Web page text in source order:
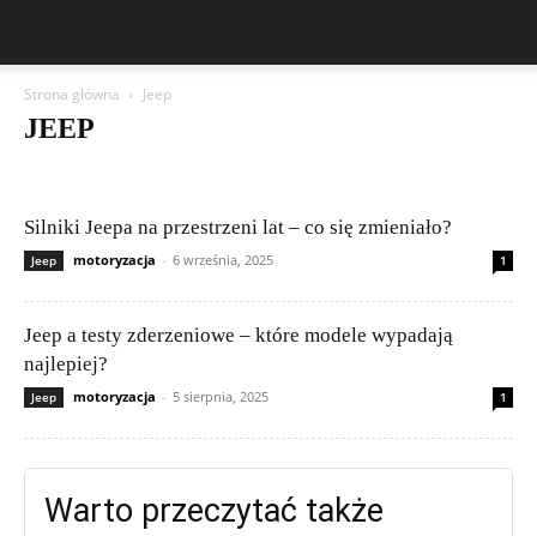
Strona główna Jeep
JEEP
Honda
Hyundai Jeep Kia Lamborghini Lexus
Maserati
Mazda
Porsche
Publikacje czytelników
Silniki Jeepa na przestrzeni lat – co się zmieniało?
Jeep motoryzacja - 6 września, 2025 1
Jeep a testy zderzeniowe – które modele wypadają
najlepiej?
Jeep motoryzacja - 5 sierpnia, 2025 1
Warto przeczytać także